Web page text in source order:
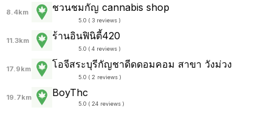
8.4km ชวนชมกัญ cannabis shop
5.0 ( 3 reviews )
11.3km ร้านอินฟินิตี้420
5.0 ( 4 reviews )
17.9km โอจีสระบุรีกัญชาดีดดอมคอม สาขา วังม่วง
5.0 ( 2 reviews )
19.7km BoyThc
5.0 ( 24 reviews )